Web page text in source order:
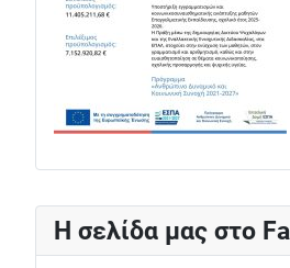
Η σελίδα μας στο